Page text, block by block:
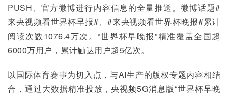
PUSH、官方微博进行内容信息的全量推送。微博话题#
来央视频看世界杯早报#、#来央视频看世界杯晚报#累计
阅读次数1076.4万次。“世界杯早晚报”精准覆盖全国超
6000万用户，累计触达用户超5亿次。
以国际体育赛事为切入点，与AI生产的版权专题内容相结
合，通过大数据精准投放，央视频5G消息版“世界杯早晚